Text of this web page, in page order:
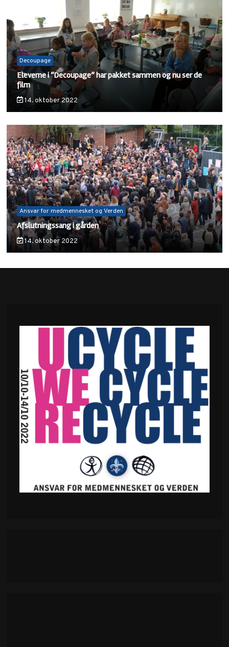
Decoupage
Eleverne i “Decoupage” har pakket sammen og nu ser de
film
14. oktober 2022
Ansvar for medmennesket og Verden
Afslutningssang i gården
14. oktober 2022